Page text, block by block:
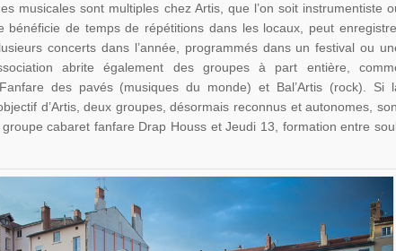
musicales sont multiples chez Artis, que l’on soit instrumentiste
bénéficie de temps de répétitions dans les locaux, peut
concerts dans l’année, programmés dans un festival ou
abrite également des groupes à part entière,
des pavés (musiques du monde) et Bal’Artis (rock). Si
d’Artis, deux groupes, désormais reconnus et autonomes,
cabaret fanfare Drap Houss et Jeudi 13, formation entre